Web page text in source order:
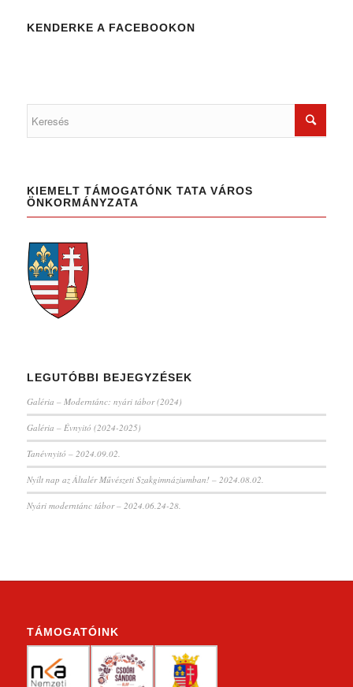
KENDERKE A FACEBOOKON
KIEMELT TÁMOGATÓNK TATA VÁROS
ÖNKORMÁNYZATA
LEGUTÓBBI BEJEGYZÉSEK
Galéria – Moderntánc: nyári tábor (2024)
Galéria – Évnyitó (2024-2025)
Tanévnyitó – 2024.09.02.
Nyílt nap az Általér Művészeti Szakgimnáziumban! – 2024.08.02.
Nyári moderntánc tábor – 2024.06.24-28.
TÁMOGATÓINK